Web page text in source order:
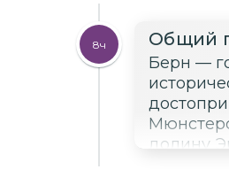
8ч Общий
Берн —
долину